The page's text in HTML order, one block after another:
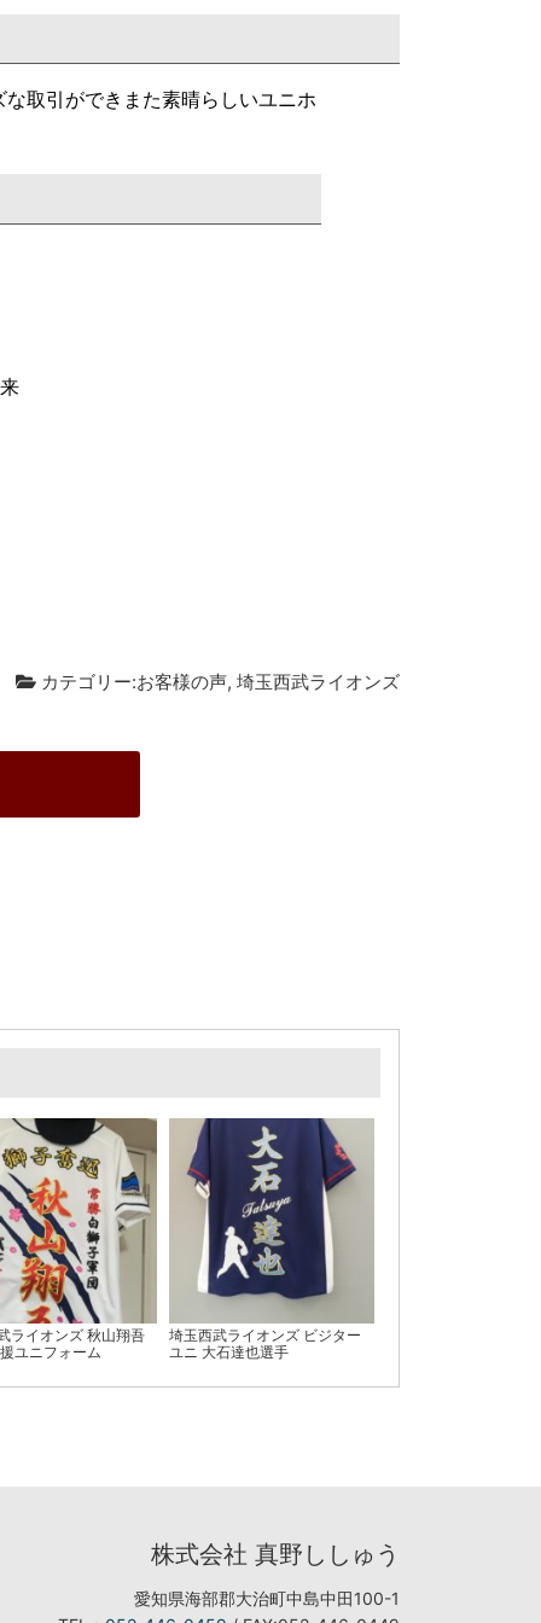
取引ができまた素晴らしいユニホ
カテゴリー:お客様の声, 埼玉西武ライオンズ
ライオンズ 秋山翔吾
ユニフォーム
埼玉西武ライオンズ ビジター
ユニ 大石達也選手
株式会社 真野ししゅう
愛知県海部郡大治町中島中田100-1